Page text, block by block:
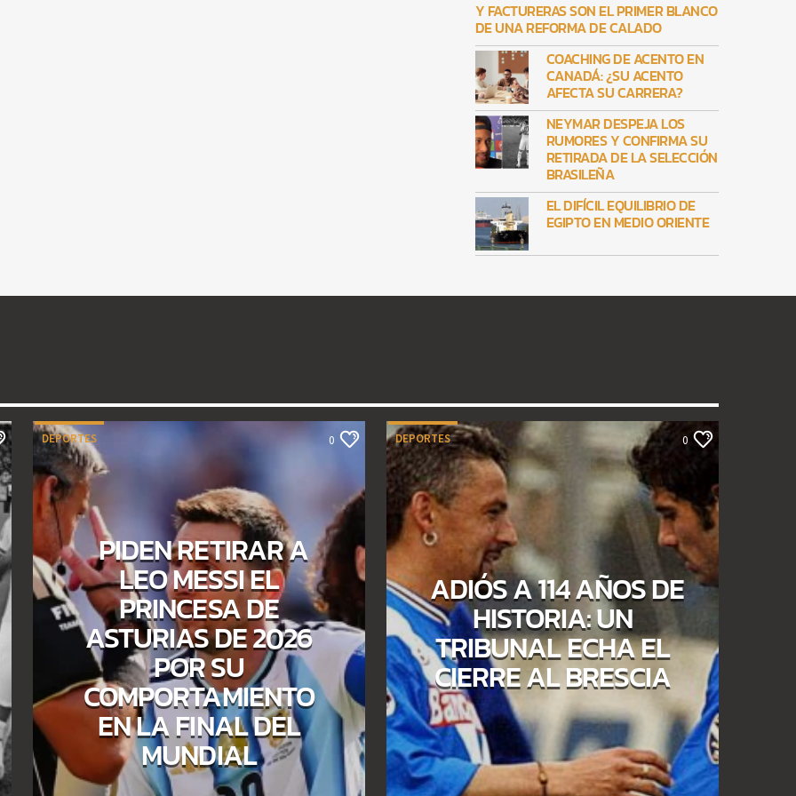
Y FACTURERAS SON EL PRIMER BLANCO
DE UNA REFORMA DE CALADO
COACHING DE ACENTO EN
CANADÁ: ¿SU ACENTO
AFECTA SU CARRERA?
NEYMAR DESPEJA LOS
RUMORES Y CONFIRMA SU
RETIRADA DE LA SELECCIÓN
BRASILEÑA
EL DIFÍCIL EQUILIBRIO DE
EGIPTO EN MEDIO ORIENTE
DEPORTES 0
PIDEN RETIRAR A
LEO MESSI EL
PRINCESA DE
ASTURIAS DE 2026
POR SU
COMPORTAMIENTO
EN LA FINAL DEL
MUNDIAL
DEPORTES 0
ADIÓS A 114 AÑOS DE
HISTORIA: UN
TRIBUNAL ECHA EL
CIERRE AL BRESCIA